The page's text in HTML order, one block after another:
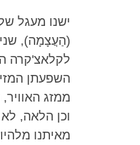
ישנו מעגל
(הַעֲצָמָה),
לקלאצ'קרה
השפעתן
ממזג
וכן הלאה,
מאיתנו